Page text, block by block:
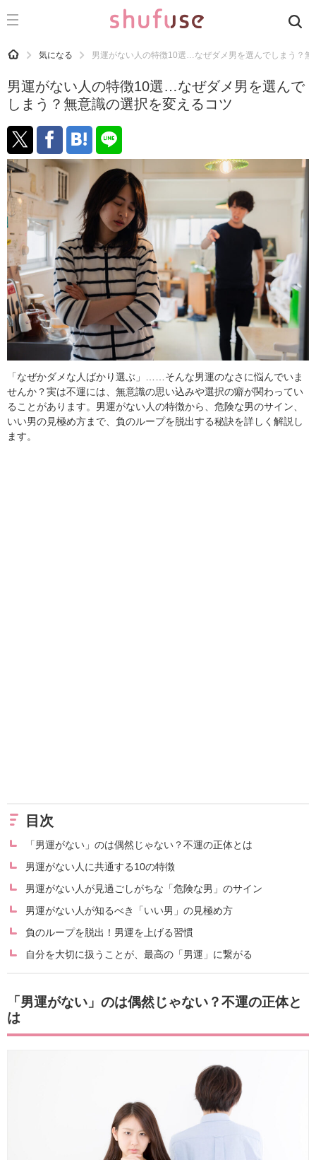
CATEGORY 記事カテゴリ
運気
洗濯
生活の知恵
お金
掃除
マナー
趣味
食材辞典
おすすめ
HOME 気になる 男運がない人の特徴10選…なぜダメ男を選んでしまう？無
男運がない人の特徴10選…なぜダメ男を選んで
しまう？無意識の選択を変えるコツ
「なぜかダメな人ばかり選ぶ」……そんな男運のなさに悩んでいま
せんか？実は不運には、無意識の思い込みや選択の癖が関わってい
ることがあります。男運がない人の特徴から、危険な男のサイン、
いい男の見極め方まで、負のループを脱出する秘訣を詳しく解説し
ます。
目次
「男運がない」のは偶然じゃない？不運の正体とは
男運がない人に共通する10の特徴
男運がない人が見過ごしがちな「危険な男」のサイン
男運がない人が知るべき「いい男」の見極め方
負のループを脱出！男運を上げる習慣
自分を大切に扱うことが、最高の「男運」に繋がる
「男運がない」のは偶然じゃない？不運の正体と
は